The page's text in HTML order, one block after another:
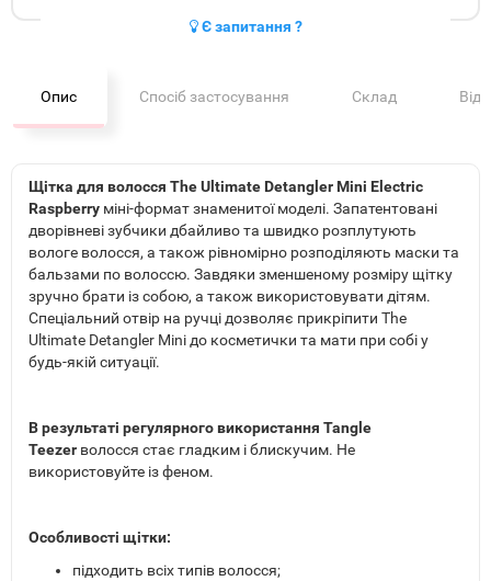
Є запитання ?
Опис Спосіб застосування Склад
Щітка для волосся The Ultimate Detangler Mini Electric
Raspberry міні-формат знаменитої моделі. Запатентовані
дворівневі зубчики дбайливо та швидко розплутують
вологе волосся, а також рівномірно розподіляють маски та
бальзами по волоссю. Завдяки зменшеному розміру щітку
зручно брати із собою, а також використовувати дітям.
Спеціальний отвір на ручці дозволяє прикріпити The
Ultimate Detangler Mini до косметички та мати при собі у
будь-якій ситуації.
В результаті регулярного використання Tangle
Teezer волосся стає гладким і блискучим. Не
використовуйте із феном.
Особливості щітки:
підходить всіх типів волосся;